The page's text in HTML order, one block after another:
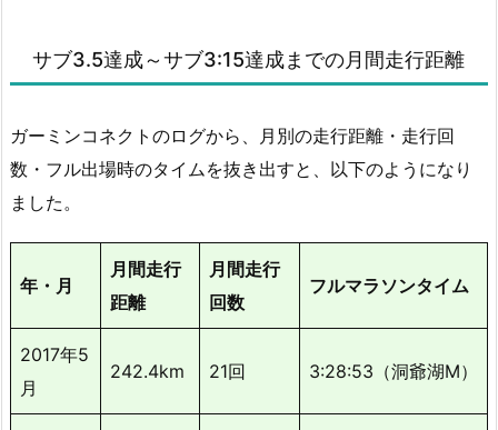
サブ3.5達成～サブ3:15達成までの月間走行距離
ガーミンコネクトのログから、月別の走行距離・走行回
数・フル出場時のタイムを抜き出すと、以下のようになり
ました。
年・月
月間走行
距離
月間走行
回数
フルマラソンタイム
2017年5
月
242.4km 21回 3:28:53（洞爺湖M）